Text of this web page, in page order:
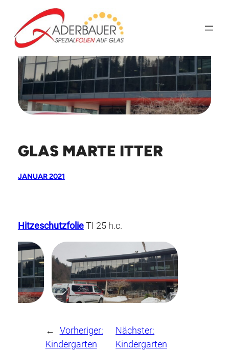
Inhalt
springen
GLAS MARTE ITTER
JANUAR 2021
HitzeschutzfolieTI 25 h.c.
←
Vorheriger:
Kindergarten
Nächster:
Kindergarten